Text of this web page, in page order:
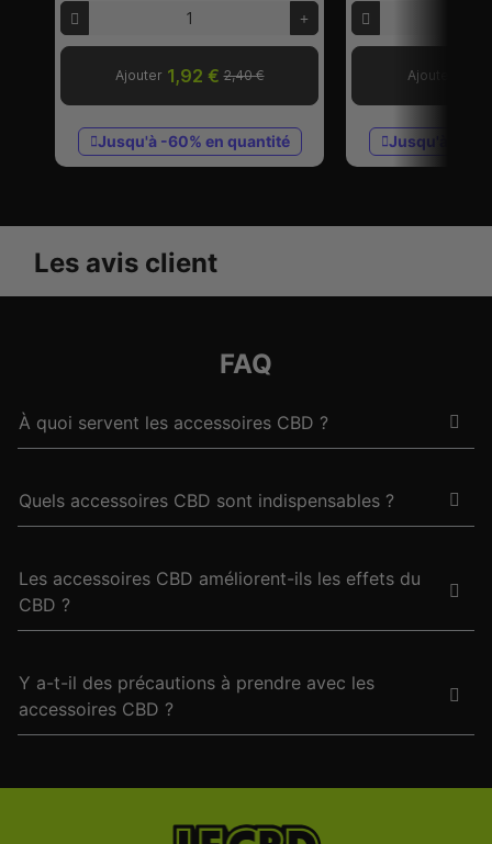
Ajouter 1,92 € 2,40 €
Jusqu'à -60% en quantité
Ajouter
Jusqu'à -
Les avis client
FAQ
À quoi servent les accessoires CBD ?
Quels accessoires CBD sont indispensables ?
Les accessoires CBD améliorent-ils les effets du
CBD ?
Y a-t-il des précautions à prendre avec les
accessoires CBD ?